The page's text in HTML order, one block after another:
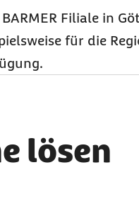
Filiale in
für die
lösen